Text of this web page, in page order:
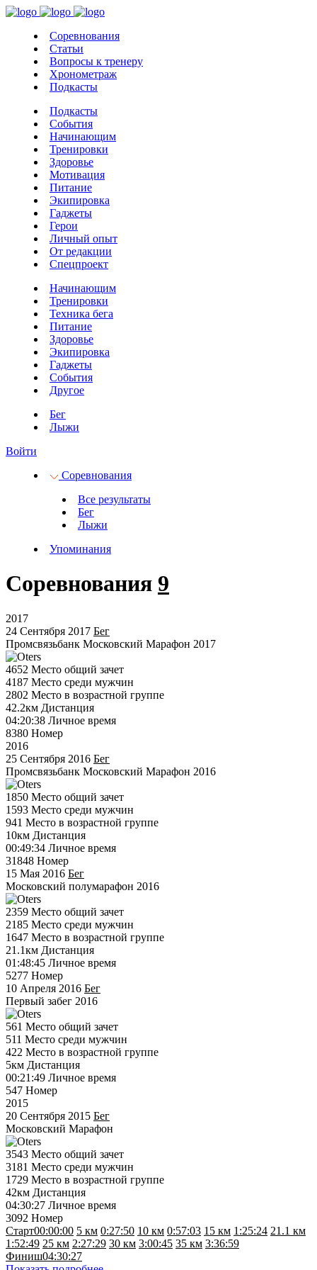
Соревнования
Статьи
Вопросы к тренеру
Хронометраж
Подкасты
Подкасты
События
Начинающим
Тренировки
Здоровье
Мотивация
Питание
Экипировка
Гаджеты
Герои
Личный опыт
От редакции
Спецпроект
Начинающим
Тренировки
Техника бега
Питание
Здоровье
Экипировка
Гаджеты
События
Другое
Бег
Лыжи
Войти
Соревнования
Все результаты
Бег
Лыжи
Упоминания
Соревнования 9
2017
24 Сентября 2017 Бег
Промсвязьбанк Московский Марафон 2017
4652 Место общий зачет
4187 Место среди мужчин
2802 Место в возрастной группе
42.2км Дистанция
04:20:38 Личное время
8380 Номер
2016
25 Сентября 2016 Бег
Промсвязьбанк Московский Марафон 2016
1850 Место общий зачет
1593 Место среди мужчин
941 Место в возрастной группе
10км Дистанция
00:49:34 Личное время
31848 Номер
15 Мая 2016 Бег
Московский полумарафон 2016
2359 Место общий зачет
2185 Место среди мужчин
1647 Место в возрастной группе
21.1км Дистанция
01:48:45 Личное время
5277 Номер
10 Апреля 2016 Бег
Первый забег 2016
561 Место общий зачет
511 Место среди мужчин
422 Место в возрастной группе
5км Дистанция
00:21:49 Личное время
547 Номер
2015
20 Сентября 2015 Бег
Московский Марафон
3543 Место общий зачет
3181 Место среди мужчин
1729 Место в возрастной группе
42км Дистанция
04:30:27 Личное время
3092 Номер
Старт00:00:00 5 км 0:27:50 10 км 0:57:03 15 км 1:25:24 21.1 км
1:52:49 25 км 2:27:29 30 км 3:00:45 35 км 3:36:59
Финиш04:30:27